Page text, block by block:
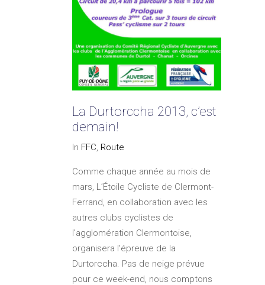
La Durtorccha 2013, c’est
demain!
In FFC Route
Comme chaque année au mois de
mars, L’Étoile Cycliste de Clermont-
Ferrand, en collaboration avec les
autres clubs cyclistes de
l'agglomération Clermontoise,
organisera l'épreuve de la
Durtorccha. Pas de neige prévue
pour ce week-end, nous comptons